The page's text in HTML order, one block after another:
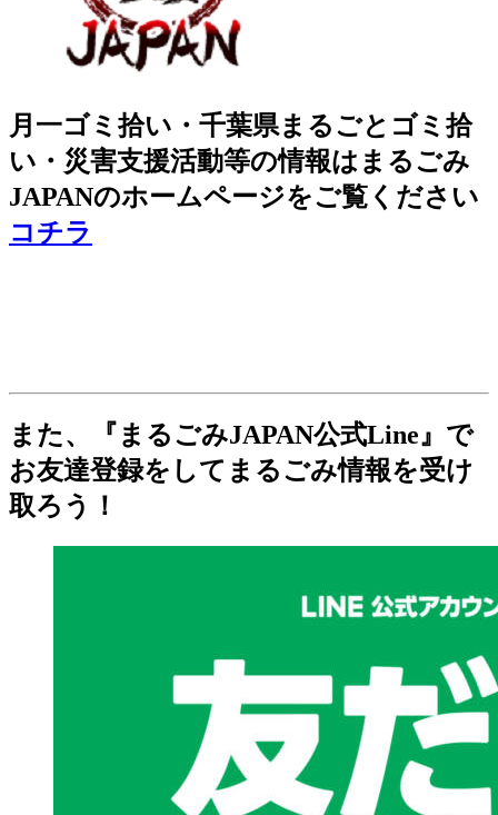
月一ゴミ拾い・千葉県まるごとゴミ拾
い・災害支援活動等の情報はまるごみ
JAPANのホームページをご覧ください
コチラ
また、『まるごみJAPAN公式Line』で
お友達登録をしてまるごみ情報を受け
取ろう！